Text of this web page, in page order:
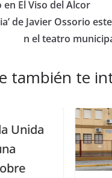
El Viso del Alcor
de Javier Ossorio
n el teatro
también te